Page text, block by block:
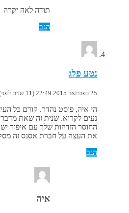
תודה לאה יקרה
הגב
נטע פלג
25 בפברואר 2015 22:49 (11 שנים לפני)
הי איה, פוסט נהדר. קודם כל
נעים לקרוא. שנית זה שאת
החוסר הזדהות שלך עם איפור
את העצה על חברת אסנס זה
הגב
איה